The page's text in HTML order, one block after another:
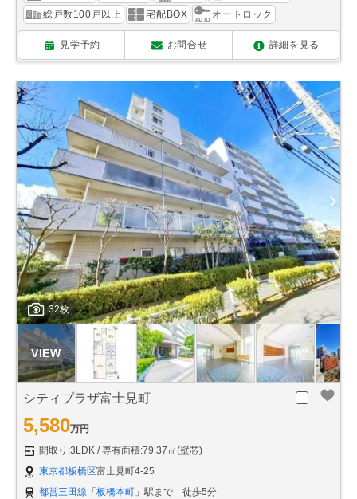
総戸数100戸以上
宅配BOX オートロック
見学予約 お問合せ 詳細を見る
32枚
シティプラザ富士見町
5,580万円
間取り:3LDK
専有面積:79.37㎡(壁芯)
東京都板橋区富士見町4-25
都営三田線 「 板橋本町 」駅まで 徒歩5分